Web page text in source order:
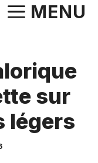
MENU
sur
légers